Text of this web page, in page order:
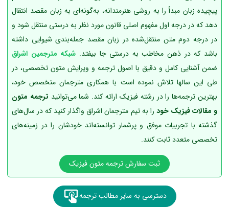
پیچیده‌ زبان مبدأ را به روشی هنرمندانه، به‌گونه‌ای به زبان مقصد انتقال
دهد که در درجه‌ اول مفهوم اصلی قانون مورد نظر به‌ درستی منتقل شود و
در درجه‌ دوم متن منتقل‌شده در زبان مقصد جمله‌بندی شیوایی داشته
باشد که در ذهن مخاطب به درستی جا بیفتد. شبکه مترجمین اشراق
ضمن آشنایی کامل و دقیق با اصول ترجمه و ویرایش متون تخصصی، در
طی این سالها تلاش نموده است با همکاری مترجمان متخصص خود،
بهترین ترجمه‌ها را در رشته فیزیک ارائه کند. شما می‌توانید ترجمه‌ متون
و مقالات فیزیک خود را به تیم مترجمان اشراق واگذار کنید که در سال‌های
گذشته با تجربیات موفق و پرشمار توانسته‌اند خودشان را در زمینه‌های
تخصصی متعدد ثابت کنند.
ثبت سفارش ترجمه متون فیزیک
دسترسی به سایر مطالب ترجمه